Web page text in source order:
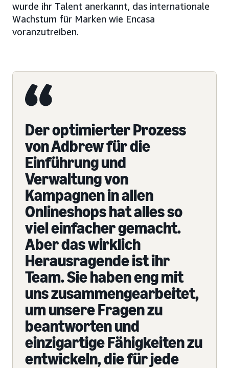
wurde ihr Talent anerkannt, das internationale
Wachstum für Marken wie Encasa
voranzutreiben.
Der optimierter Prozess
von Adbrew für die
Einführung und
Verwaltung von
Kampagnen in allen
Onlineshops hat alles so
viel einfacher gemacht.
Aber das wirklich
Herausragende ist ihr
Team. Sie haben eng mit
uns zusammengearbeitet,
um unsere Fragen zu
beantworten und
einzigartige Fähigkeiten zu
entwickeln, die für jede